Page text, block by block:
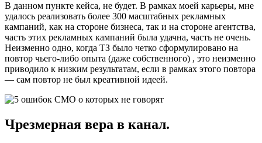
В данном пункте кейса, не будет. В рамках моей карьеры, мне
удалось реализовать более 300 масштабных рекламных
кампаний, как на стороне бизнеса, так и на стороне агентства,
часть этих рекламных кампаний была удачна, часть не очень.
Неизменно одно, когда ТЗ было четко сформулировано на
повтор чьего-либо опыта (даже собственного) , это неизменно
приводило к низким результатам, если в рамках этого повтора
— сам повтор не был креативной идеей.
Чрезмерная вера в канал.